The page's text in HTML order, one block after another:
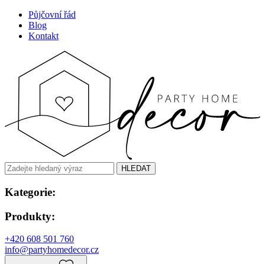
Půjčovní řád
Blog
Kontakt
HLEDAT
Kategorie:
Produkty:
+420 608 501 760
info@partyhomedecor.cz